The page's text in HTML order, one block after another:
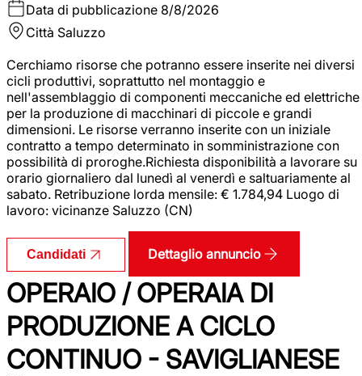
Data di pubblicazione 8/8/2026
Città Saluzzo
Cerchiamo risorse che potranno essere inserite nei diversi
cicli produttivi, soprattutto nel montaggio e
nell'assemblaggio di componenti meccaniche ed elettriche
per la produzione di macchinari di piccole e grandi
dimensioni. Le risorse verranno inserite con un iniziale
contratto a tempo determinato in somministrazione con
possibilità di proroghe.Richiesta disponibilità a lavorare su
orario giornaliero dal lunedì al venerdì e saltuariamente al
sabato. Retribuzione lorda mensile: € 1.784,94 Luogo di
lavoro: vicinanze Saluzzo (CN)
Candidati Dettaglio annuncio
OPERAIO / OPERAIA DI
PRODUZIONE A CICLO
CONTINUO - SAVIGLIANESE